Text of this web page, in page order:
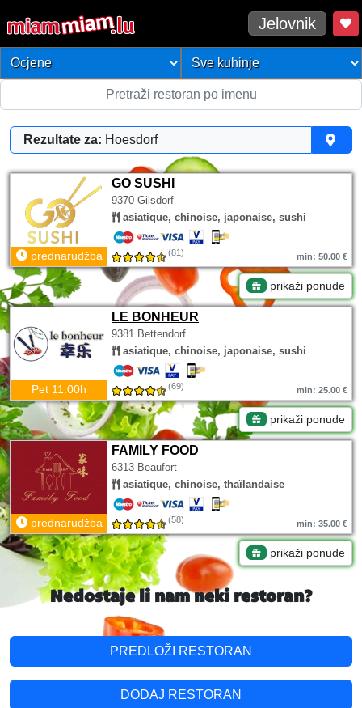
Jelovnik
Rezultate za: Hoesdorf
GO SUSHI
9370 Gilsdorf
asiatique, chinoise, japonaise, sushi
prednarudžba (81) min: 50.00 €
prikaži ponude
LE BONHEUR
9381 Bettendorf
asiatique, chinoise, japonaise, sushi
Pet 11:00h (69) min: 25.00 €
prikaži ponude
FAMILY FOOD
6313 Beaufort
asiatique, chinoise, thaïlandaise
prednarudžba (58) min: 35.00 €
prikaži ponude
Nedostaje li nam neki restoran?
PREDLOŽI RESTORAN
DODAJ RESTORAN